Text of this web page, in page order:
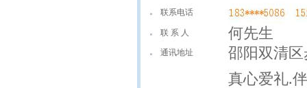
联系电话
联 系 人 何先生
通讯地址 邵阳双清
真心爱礼.